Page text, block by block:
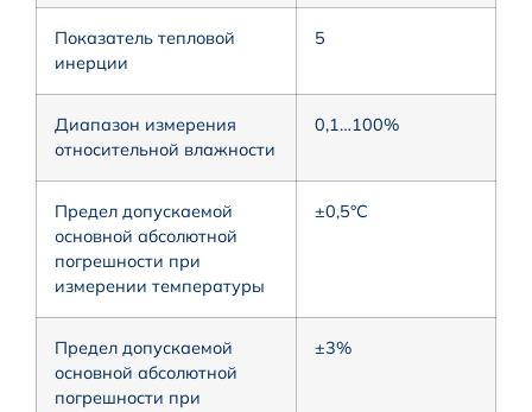
Показатель тепловой
инерции
5
Диапазон измерения
относительной влажности
0,1…100%
Предел допускаемой
основной абсолютной
погрешности при
измерении температуры
±0,5°С
Предел допускаемой
основной абсолютной
погрешности при
±3%